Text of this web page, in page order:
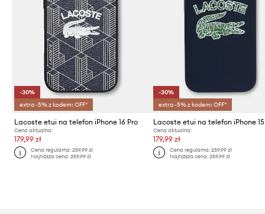
-30%
extra -5% z kodem: OFF*
Lacoste etui na telefon iPhone 16 Pro
Cena aktualna:
179,99 zł
Cena regularna:259,99 zł
Najniższa cena:259,99 zł
-30%
extra -5% z kodem: OFF*
Lacoste etui na telefon iPhone
Cena aktualna:
179,99 zł
Cena regularna: 259,99 zł
Najniższa cena: 259,99 zł